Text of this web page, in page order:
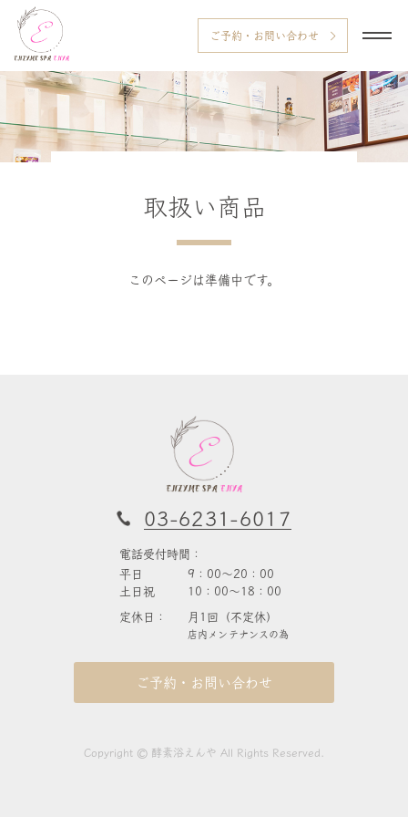
ご予約・お問い合わせ
取扱い商品
このページは準備中です。
03-6231-6017
電話受付時間：
平日
9：00～20：00
土日祝
10：00～18：00
定休日： 月1回（不定休）
店内メンテナンスの為
ご予約・お問い合わせ
Copyright © 酵素浴えんや All Rights Reserved.